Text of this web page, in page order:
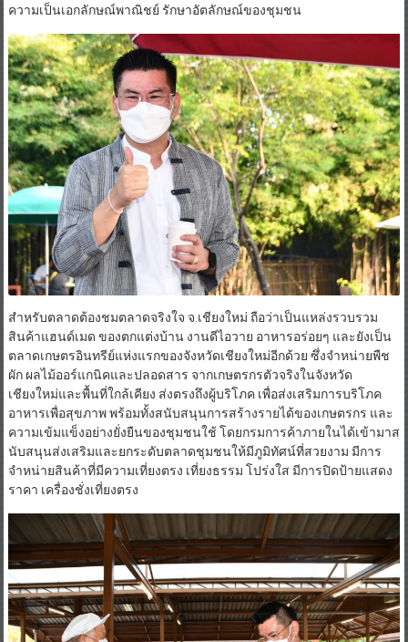
ความเป็นเอกลักษณ์พาณิชย์ รักษาอัตลักษณ์ของชุมชน
สำหรับตลาดต้องชมตลาดจริงใจ จ.เชียงใหม่ ถือว่าเป็นแหล่งรวบรวม
สินค้าแฮนด์เมด ของตกแต่งบ้าน งานดีไอวาย อาหารอร่อยๆ และยังเป็น
ตลาดเกษตรอินทรีย์แห่งแรกของจังหวัดเชียงใหม่อีกด้วย ซึ่งจำหน่ายพืช
ผัก ผลไม้ออร์แกนิคและปลอดสาร จากเกษตรกรตัวจริงในจังหวัด
เชียงใหม่และพื้นที่ใกล้เคียง ส่งตรงถึงผู้บริโภค เพื่อส่งเสริมการบริโภค
อาหารเพื่อสุขภาพ พร้อมทั้งสนับสนุนการสร้างรายได้ของเกษตรกร และ
ความเข้มแข็งอย่างยั่งยืนของชุมชนใช้ โดยกรมการค้าภายในได้เข้ามาส
นับสนุนส่งเสริมและยกระดับตลาดชุมชนให้มีภูมิทัศน์ที่สวยงาม มีการ
จำหน่ายสินค้าที่มีความเที่ยงตรง เที่ยงธรรม โปร่งใส มีการปิดป้ายแสดง
ราคา เครื่องชั่งเที่ยงตรง